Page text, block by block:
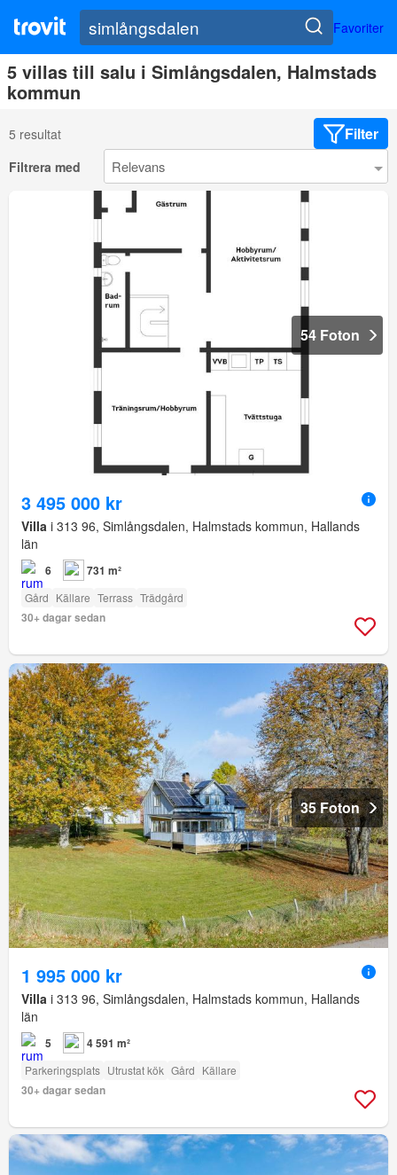
Favoriter
5 villas till salu i Simlångsdalen, Halmstads
kommun
5 resultat Filter
Filtrera med
54 Foton
3 495 000 kr
Villa i 313 96, Simlångsdalen, Halmstads kommun, Hallands
län
6 731 m²
Gård Källare Terrass Trädgård
30+ dagar sedan
35 Foton
1 995 000 kr
Villa i 313 96, Simlångsdalen, Halmstads kommun, Hallands
län
5 4 591 m²
Parkeringsplats Utrustat kök Gård Källare
30+ dagar sedan